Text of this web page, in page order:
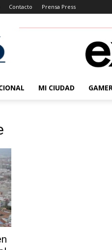
Contacto Prensa Press
MI CIUDAD